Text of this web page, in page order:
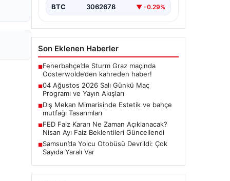
BTC 3062678 ▼ -0.29%
Son Eklenen Haberler
■Fenerbahçe’de Sturm Graz maçında
Oosterwolde’den kahreden haber!
■04 Ağustos 2026 Salı Günkü Maç
Programı ve Yayın Akışları
■Dış Mekan Mimarisinde Estetik ve bahçe
mutfağı Tasarımları
■FED Faiz Kararı Ne Zaman Açıklanacak?
Nisan Ayı Faiz Beklentileri Güncellendi
■Samsun’da Yolcu Otobüsü Devrildi: Çok
Sayıda Yaralı Var